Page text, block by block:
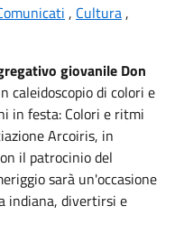
, Cultura ,
giovanile Don
caleidoscopio di colori e
in festa: Colori e ritmi
Arcoiris, in
il patrocinio del
sarà un'occasione
indiana, divertirsi e